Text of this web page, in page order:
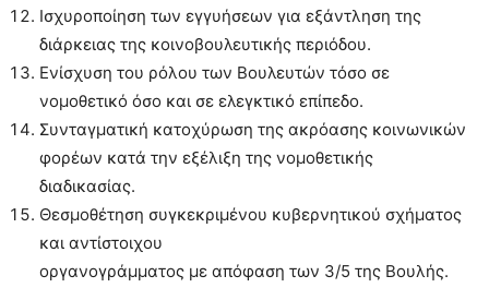
Ισχυροποίηση των εγγυήσεων για εξάντληση της
διάρκειας της κοινοβουλευτικής περιόδου.
Ενίσχυση του ρόλου των Βουλευτών τόσο σε
νομοθετικό όσο και σε ελεγκτικό επίπεδο.
Συνταγματική κατοχύρωση της ακρόασης κοινωνικών
φορέων κατά την εξέλιξη της νομοθετικής
διαδικασίας.
Θεσμοθέτηση συγκεκριμένου κυβερνητικού σχήματος
και αντίστοιχου
οργανογράμματος με απόφαση των 3/5 της Βουλής.